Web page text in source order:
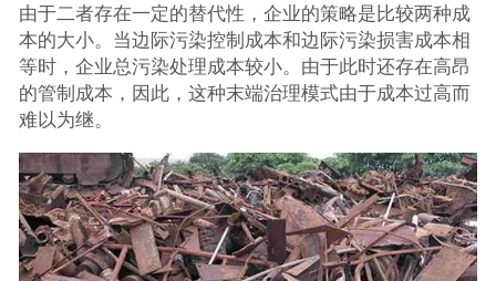
由于二者存在一定的替代性，企业的策略是比较两种成
本的大小。当边际污染控制成本和边际污染损害成本相
等时，企业总污染处理成本较小。由于此时还存在高昂
的管制成本，因此，这种末端治理模式由于成本过高而
难以为继。